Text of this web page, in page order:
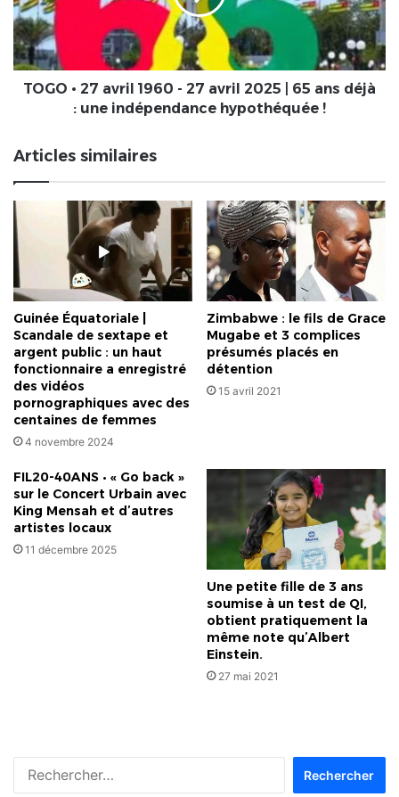
-
27
avril
2025
:
une
indépendance
hypothéquée
TOGO • 27 avril 1960 - 27 avril 2025 | 65 ans déjà
: une indépendance hypothéquée !
Articles similaires
Guinée Équatoriale |
Scandale de sextape et
argent public : un haut
fonctionnaire a enregistré
des vidéos
pornographiques avec des
centaines de femmes
4 novembre 2024
Zimbabwe : le fils de Grace
Mugabe et 3 complices
présumés placés en
détention
15 avril 2021
FIL20-40ANS • « Go back »
sur le Concert Urbain avec
King Mensah et d’autres
artistes locaux
11 décembre 2025
Une petite fille de 3 ans
soumise à un test de QI,
obtient pratiquement la
même note qu’Albert
Einstein.
27 mai 2021